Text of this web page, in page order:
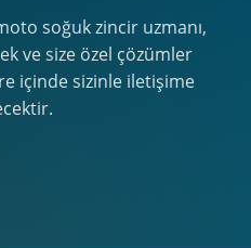
soğuk zincir uzmanı,
ve size özel çözümler
içinde sizinle iletişime